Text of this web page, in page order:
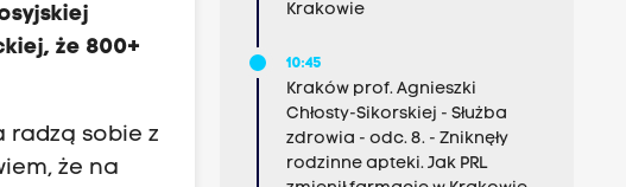
że 800+
radzą sobie z
że na
Krakowie
10:45
Kraków prof. Agnieszki
Chłosty-Sikorskiej - Służba
zdrowia - odc. 8. - Zniknęły
rodzinne apteki. Jak PRL